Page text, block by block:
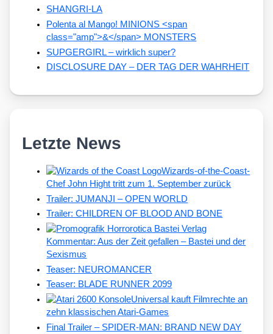
SHANGRI-LA
Polenta al Mango! MINIONS <span
class="amp">&</span> MONSTERS
SUPGERGIRL – wirklich super?
DISCLOSURE DAY – DER TAG DER WAHRHEIT
Letzte News
Wizards-of-the-Coast-
Chef John Hight tritt zum 1. September zurück
Trailer: JUMANJI – OPEN WORLD
Trailer: CHILDREN OF BLOOD AND BONE
Kommentar: Aus der Zeit gefallen – Bastei und der
Sexismus
Teaser: NEUROMANCER
Teaser: BLADE RUNNER 2099
Universal kauft Filmrechte an
zehn klassischen Atari-Games
Final Trailer – SPIDER-MAN: BRAND NEW DAY